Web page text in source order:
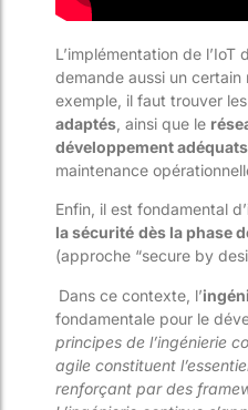
L’implémentation de
demande aussi un certain
exemple, il faut trouver les
adaptés , ainsi que le
développement adéquats
maintenance
Enfin, il est fondamental d’
la sécurité dès la phase
(approche “secure by
Dans ce contexte, l’
fondamentale pour le
principes de l’ingénierie
agile constituent
renforçant par des